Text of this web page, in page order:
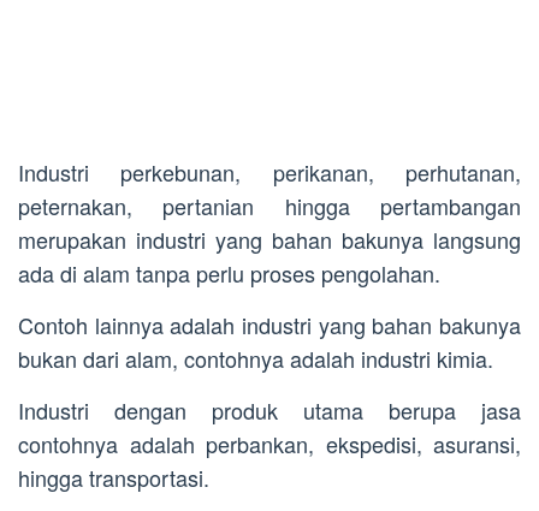
Industri perkebunan, perikanan, perhutanan,
peternakan, pertanian hingga pertambangan
merupakan industri yang bahan bakunya langsung
ada di alam tanpa perlu proses pengolahan.
Contoh lainnya adalah industri yang bahan bakunya
bukan dari alam, contohnya adalah industri kimia.
Industri dengan produk utama berupa jasa
contohnya adalah perbankan, ekspedisi, asuransi,
hingga transportasi.